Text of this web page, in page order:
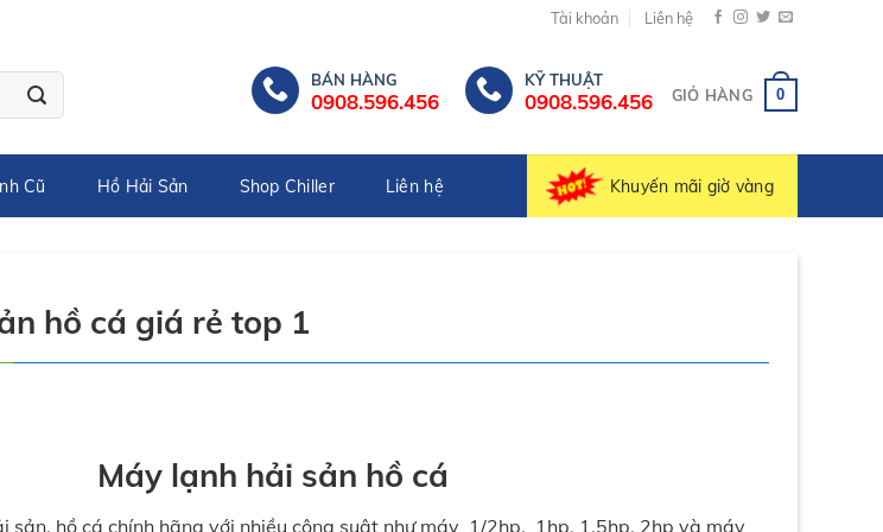
Tài khoản Liên hệ
BÁN HÀNG
0908.596.456
KỸ THUẬT
0908.596.456 GIỎ HÀNG 0
Cũ Hồ Hải Sản Shop Chiller Liên hệ Khuyến mãi giờ vàng
hồ cá giá rẻ top 1
Máy lạnh hải sản hồ cá
sản, hồ cá chính hãng với nhiều công suât như máy 1/2hp, 1hp. 1.5hp, 2hp và máy